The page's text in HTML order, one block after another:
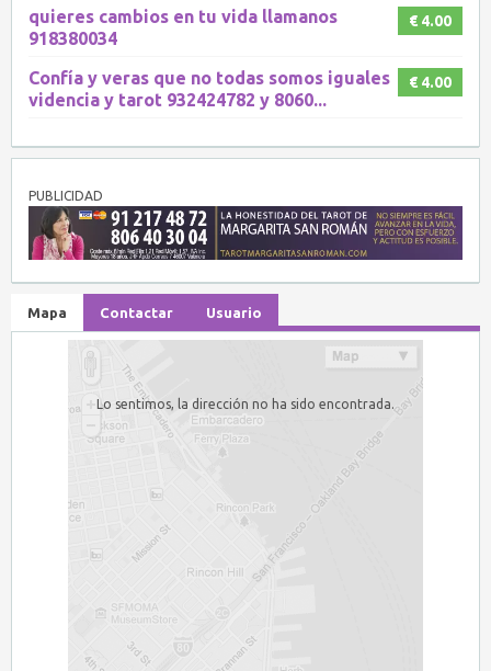
€ 4.00
quieres cambios en tu vida llamanos
918380034
€ 4.00
Confía y veras que no todas somos iguales
videncia y tarot 932424782 y 8060...
PUBLICIDAD
Mapa Contactar Usuario
Lo sentimos, la dirección no ha sido encontrada.